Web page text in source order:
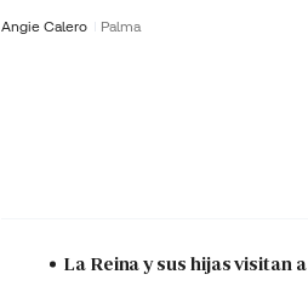
Angie Calero Palma
La Reina y sus hijas visitan